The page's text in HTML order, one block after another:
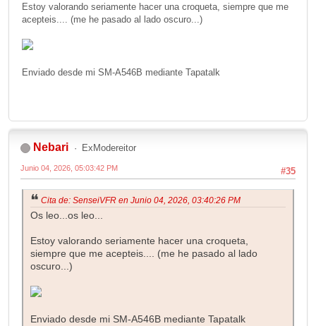
Estoy valorando seriamente hacer una croqueta, siempre que me
acepteis.... (me he pasado al lado oscuro...)
Enviado desde mi SM-A546B mediante Tapatalk
Nebari ExModereitor
#35
Junio 04, 2026, 05:03:42 PM
Cita de: SenseiVFR en Junio 04, 2026, 03:40:26 PM
Os leo...os leo...
Estoy valorando seriamente hacer una croqueta,
siempre que me acepteis.... (me he pasado al lado
oscuro...)
Enviado desde mi SM-A546B mediante Tapatalk